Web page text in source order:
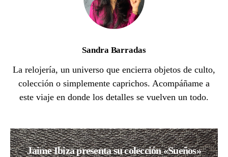
Sandra Barradas
La relojería, un universo que encierra objetos de culto,
colección o simplemente caprichos. Acompáñame a
este viaje en donde los detalles se vuelven un todo.
Jaime Ibiza presenta su colección «Sueños»